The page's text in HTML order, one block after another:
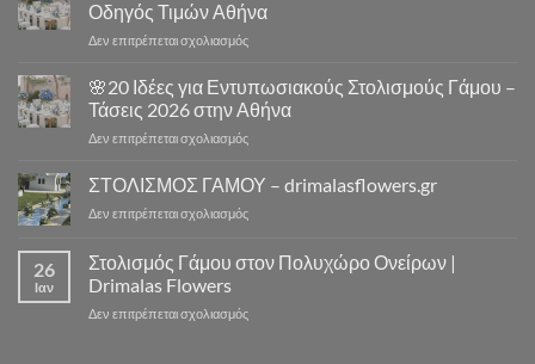
|
Flowers
Εκκλησία
Αθήνα
10
Μοναδικά
Concept
Design
Αξέχαστους
Γάμου
Οδηγός Τιμών Αθήνα
Δεν επιτρέπεται σχολιασμόςστο
Κοστίζει
ο
Στολισμός
–
Οδηγός
Αθήνα
🌸20 Ιδέες για Εντυπωσιακούς Στολισμούς Γάμου –
Τάσεις 2026 στην Αθήνα
Δεν επιτρέπεται σχολιασμόςστο
20
για
Στολισμούς
Τάσεις
ΣΤΟΛΙΣΜΟΣ ΓΑΜΟΥ – drimalasflowers.gr
Δεν επιτρέπεται σχολιασμόςστο
ΓΑΜΟΥ
–
26
Ιαν
Στολισμός Γάμου στον Πολυχώρο Ονείρων |
Drimalas Flowers
Δεν επιτρέπεται σχολιασμόςστο